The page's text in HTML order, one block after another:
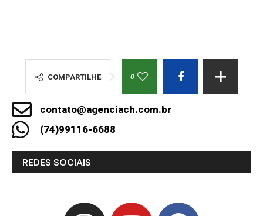
COMPARTILHE 0
contato@agenciach.com.br
(74)99116-6688
REDES SOCIAIS